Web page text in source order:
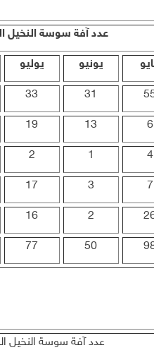
عدد آفة سوسة النخيل
يونيو يوليو
31
33
6
13
19
4
1
2
7
3
17
2
16
50
77
عدد آفة سوسة النخيل